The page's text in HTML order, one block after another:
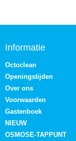
Informatie
Octoclean
Openingstijden
Over ons
Voorwaarden
Gastenboek
NIEUW
OSMOSE-TAPPUNT